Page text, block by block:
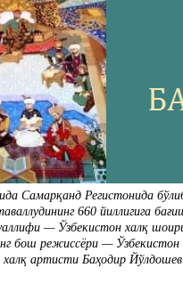
Самарқанд Регистонида
660 йиллигига
— Ўзбекистон халқ
бош режиссёри — Ўзбекистон
халқ артисти Баҳодир Йўлдошев.